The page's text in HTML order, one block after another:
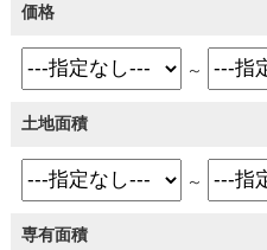
価格
～
土地面積
～
専有面積